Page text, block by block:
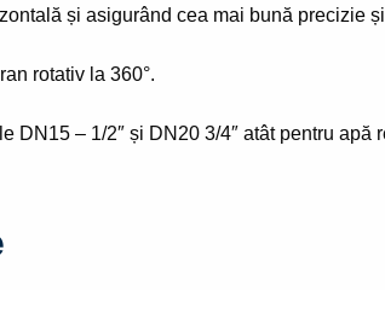
și asigurând cea mai bună precizie
rotativ la 360°.
DN15 – 1/2″ și DN20 3/4″ atât pentru apă